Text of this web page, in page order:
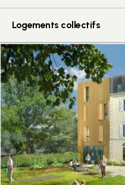
Logements collectifs